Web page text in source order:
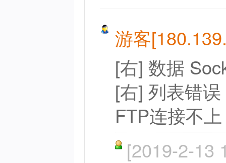
游客
[右] 数据
[右] 列表错误
FTP连接不
[2019-2-13